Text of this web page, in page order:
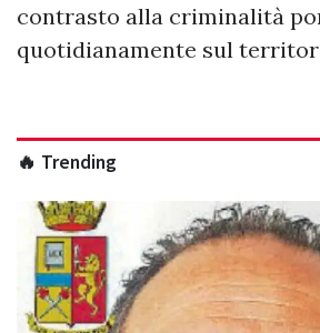
contrasto alla criminalità
quotidianamente sul
🔥 Trending